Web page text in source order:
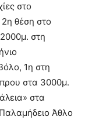
στο
θέση στο
στη
1η στη
στα 3000μ.
στα
Άθλο